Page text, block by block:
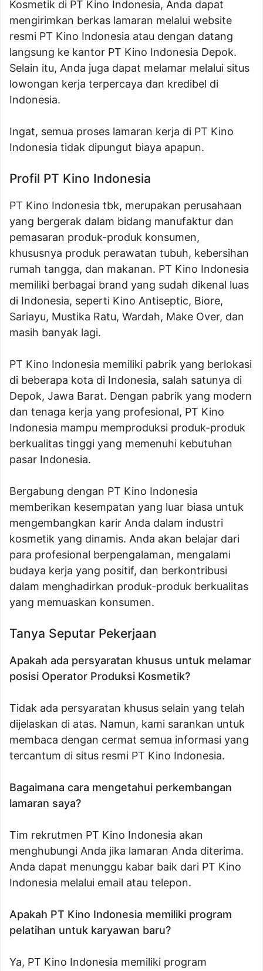
Kosmetik di PT Kino Indonesia, Anda dapat
mengirimkan berkas lamaran melalui website
resmi PT Kino Indonesia atau dengan datang
langsung ke kantor PT Kino Indonesia Depok.
Selain itu, Anda juga dapat melamar melalui situs
lowongan kerja terpercaya dan kredibel di
Indonesia.
Ingat, semua proses lamaran kerja di PT Kino
Indonesia tidak dipungut biaya apapun.
Profil PT Kino Indonesia
PT Kino Indonesia tbk, merupakan perusahaan
yang bergerak dalam bidang manufaktur dan
pemasaran produk-produk konsumen,
khususnya produk perawatan tubuh, kebersihan
rumah tangga, dan makanan. PT Kino Indonesia
memiliki berbagai brand yang sudah dikenal luas
di Indonesia, seperti Kino Antiseptic, Biore,
Sariayu, Mustika Ratu, Wardah, Make Over, dan
masih banyak lagi.
PT Kino Indonesia memiliki pabrik yang berlokasi
di beberapa kota di Indonesia, salah satunya di
Depok, Jawa Barat. Dengan pabrik yang modern
dan tenaga kerja yang profesional, PT Kino
Indonesia mampu memproduksi produk-produk
berkualitas tinggi yang memenuhi kebutuhan
pasar Indonesia.
Bergabung dengan PT Kino Indonesia
memberikan kesempatan yang luar biasa untuk
mengembangkan karir Anda dalam industri
kosmetik yang dinamis. Anda akan belajar dari
para profesional berpengalaman, mengalami
budaya kerja yang positif, dan berkontribusi
dalam menghadirkan produk-produk berkualitas
yang memuaskan konsumen.
Tanya Seputar Pekerjaan
Apakah ada persyaratan khusus untuk melamar
posisi Operator Produksi Kosmetik?
Tidak ada persyaratan khusus selain yang telah
dijelaskan di atas. Namun, kami sarankan untuk
membaca dengan cermat semua informasi yang
tercantum di situs resmi PT Kino Indonesia.
Bagaimana cara mengetahui perkembangan
lamaran saya?
Tim rekrutmen PT Kino Indonesia akan
menghubungi Anda jika lamaran Anda diterima.
Anda dapat menunggu kabar baik dari PT Kino
Indonesia melalui email atau telepon.
Apakah PT Kino Indonesia memiliki program
pelatihan untuk karyawan baru?
Ya, PT Kino Indonesia memiliki program